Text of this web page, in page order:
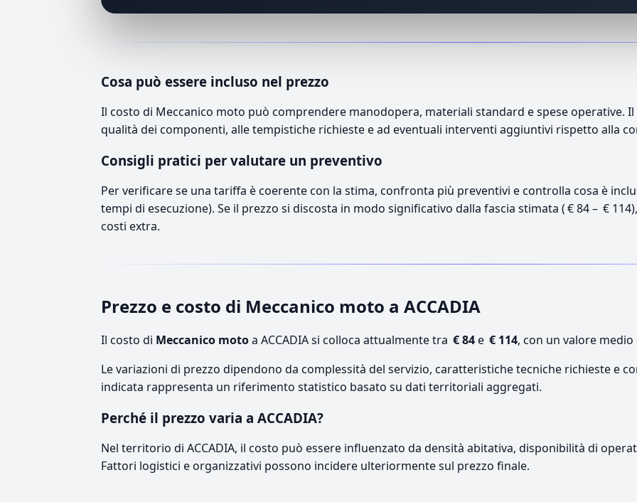
Cosa può essere incluso nel prezzo
Il costo di Meccanico moto può comprendere manodopera, materiali standard e spese operative.
qualità dei componenti, alle tempistiche richieste e ad eventuali interventi aggiuntivi rispetto alla
Consigli pratici per valutare un preventivo
Per verificare se una tariffa è coerente con la stima, confronta più preventivi e controlla cosa è
tempi di esecuzione). Se il prezzo si discosta in modo significativo dalla fascia stimata ( € 84 – €
costi extra.
Prezzo e costo di Meccanico moto a ACCADIA
Il costo di Meccanico motoa ACCADIA si colloca attualmente tra € 84e € 114, con un valore
Le variazioni di prezzo dipendono da complessità del servizio, caratteristiche tecniche richieste e
indicata rappresenta un riferimento statistico basato su dati territoriali aggregati.
Perché il prezzo varia a ACCADIA?
Nel territorio di ACCADIA, il costo può essere influenzato da densità abitativa, disponibilità di
Fattori logistici e organizzativi possono incidere ulteriormente sul prezzo finale.